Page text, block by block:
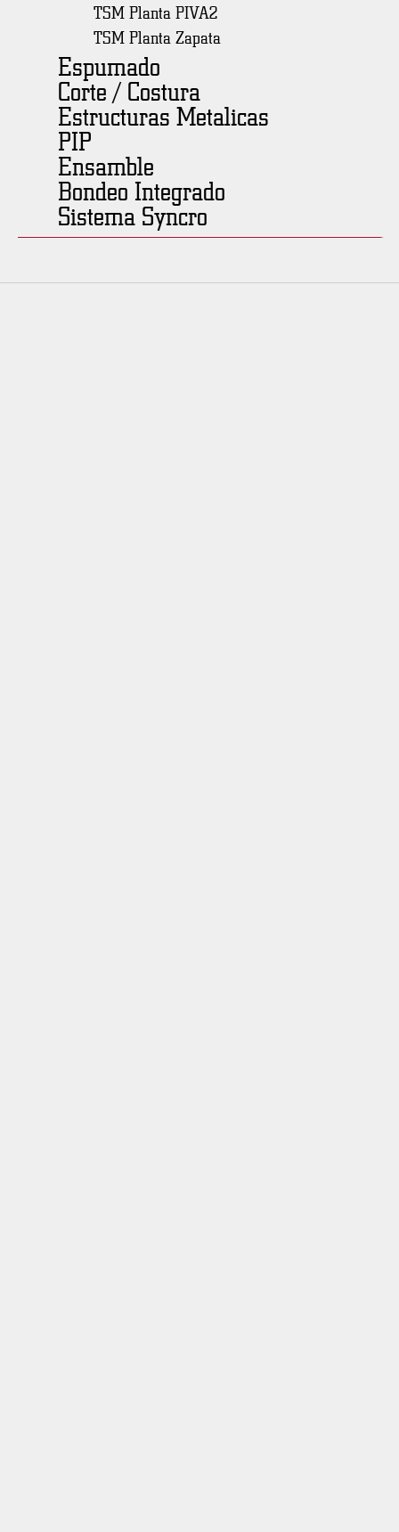
TSM Planta PIVA2
TSM Planta Zapata
Espumado
Corte / Costura
Estructuras Metalicas
PIP
Ensamble
Bondeo Integrado
Sistema Syncro